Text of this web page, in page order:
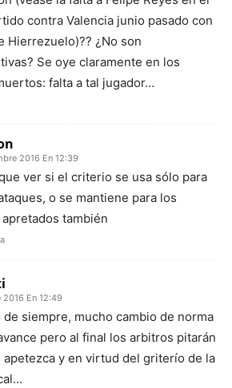
contra Valencia junio pasado con
Hierrezuelo)?? ¿No son
Se oye claramente en los
falta a tal jugador…
2016 En 12:39
ver si el criterio se usa sólo para
o se mantiene para los
también
En 12:49
de siempre, mucho cambio de norma
pero al final los arbitros pitarán
apetezca y en virtud del griterío de la